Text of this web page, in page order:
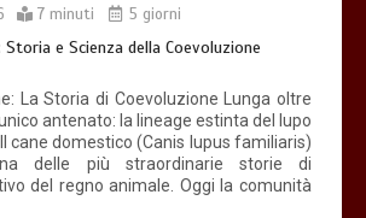
7 minuti 5 giorni
Storia e Scienza della Coevoluzione
La Storia di Coevoluzione Lunga oltre
antenato: la lineage estinta del lupo
cane domestico (Canis lupus familiaris)
delle più straordinarie storie di
del regno animale. Oggi la comunità